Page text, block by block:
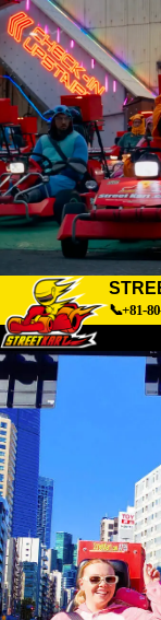
📞+81-
東京 品川
東京 秋葉原